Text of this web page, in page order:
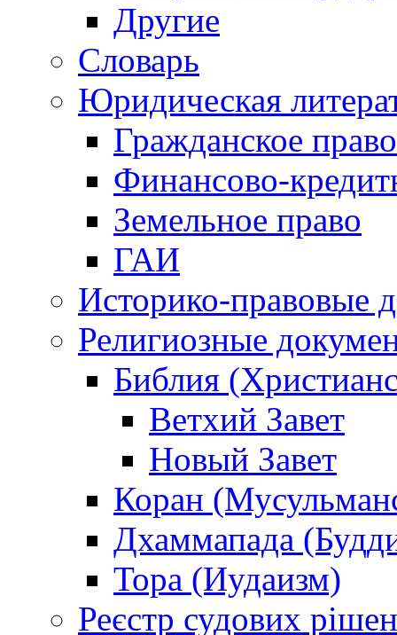
Другие
Словарь
Юридическая
Гражданское право
Финансово-
Земельное право
ГАИ
Историко-правовые
Религиозные
Библия
Ветхий Завет
Новый Завет
Коран
Дхаммапада
Тора (Иудаизм)
Реєстр судових